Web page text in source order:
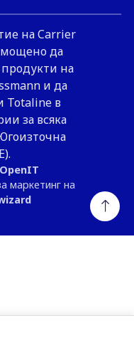
на Carrier
да
продукти на
и да
Totaline в
за всяка
OpenIT
маркетинг на